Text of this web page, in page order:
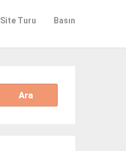
Site Turu Basın